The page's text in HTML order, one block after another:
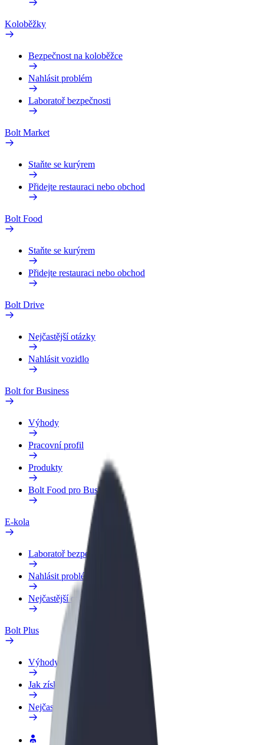
Koloběžky
Bezpečnost na koloběžce
Nahlásit problém
Laboratoř bezpečnosti
Bolt Market
Staňte se kurýrem
Přidejte restauraci nebo obchod
Bolt Food
Staňte se kurýrem
Přidejte restauraci nebo obchod
Bolt Drive
Nejčastější otázky
Nahlásit vozidlo
Bolt for Business
Výhody
Pracovní profil
Produkty
Bolt Food pro Business
E-kola
Laboratoř bezpečnosti
Nahlásit problém
Nejčastější otázky
Bolt Plus
Výhody
Jak získat členství
Nejčastější otázky